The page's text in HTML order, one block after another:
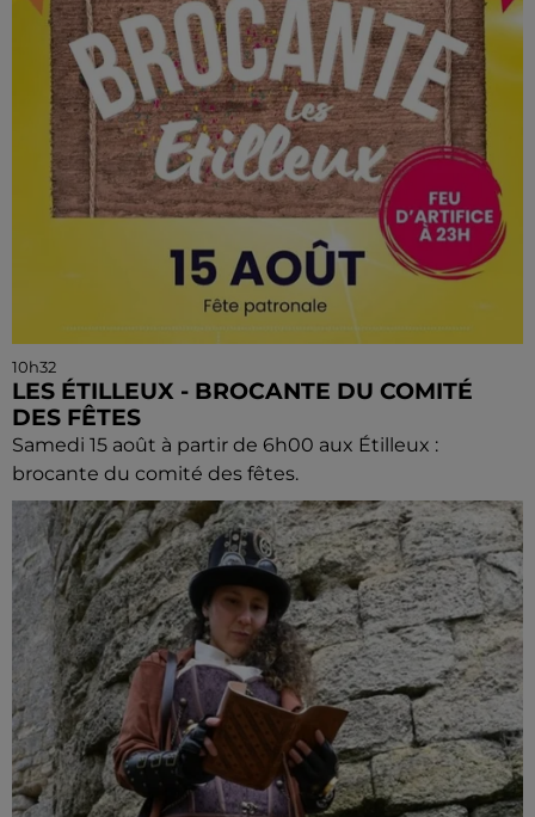
10h32
LES ÉTILLEUX - BROCANTE DU COMITÉ
DES FÊTES
Samedi 15 août à partir de 6h00 aux Étilleux :
brocante du comité des fêtes.